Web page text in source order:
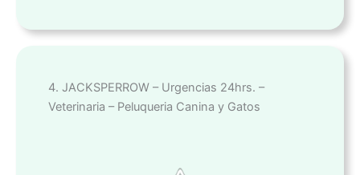
4. JACKSPERROW – Urgencias 24hrs. –
Veterinaria – Peluqueria Canina y Gatos